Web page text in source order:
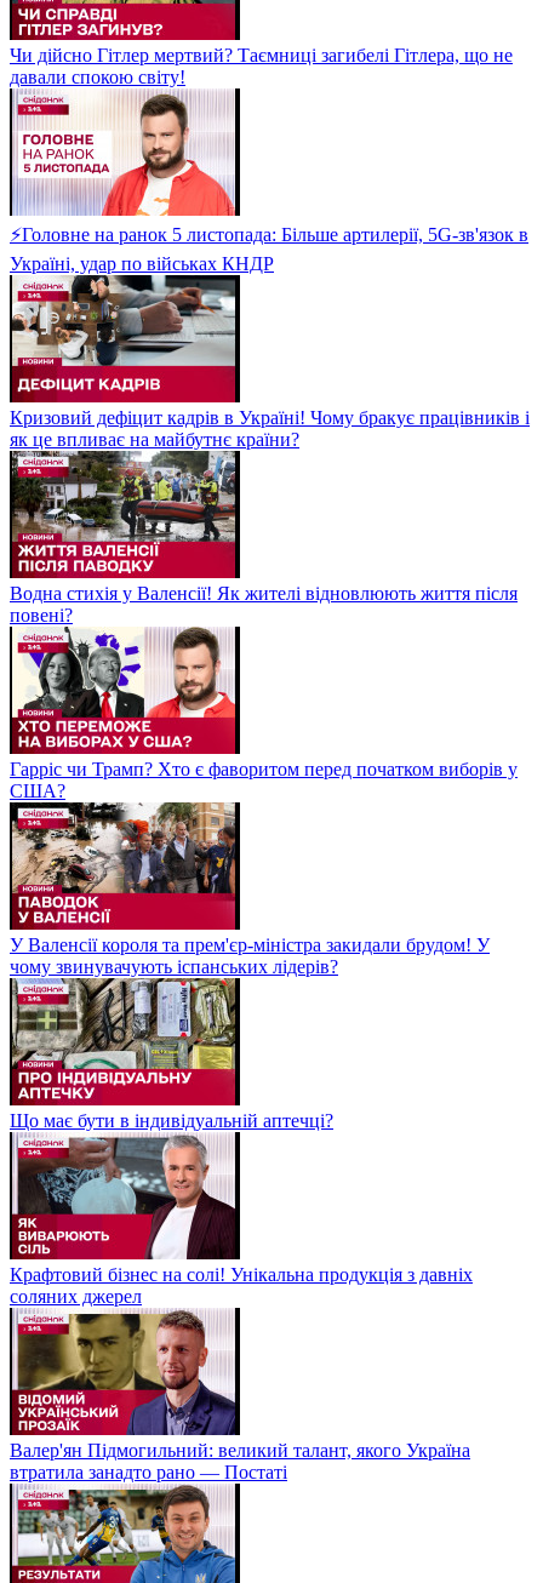
Чи дійсно Гітлер мертвий? Таємниці загибелі Гітлера, що не
давали спокою світу!
⚡Головне на ранок 5 листопада: Більше артилерії, 5G-зв'язок в
Україні, удар по військах КНДР
Кризовий дефіцит кадрів в Україні! Чому бракує працівників і
як це впливає на майбутнє країни?
Водна стихія у Валенсії! Як жителі відновлюють життя після
повені?
Гарріс чи Трамп? Хто є фаворитом перед початком виборів у
США?
У Валенсії короля та прем'єр-міністра закидали брудом! У
чому звинувачують іспанських лідерів?
Що має бути в індивідуальній аптечці?
Крафтовий бізнес на солі! Унікальна продукція з давніх
соляних джерел
Валер'ян Підмогильний: великий талант, якого Україна
втратила занадто рано — Постаті